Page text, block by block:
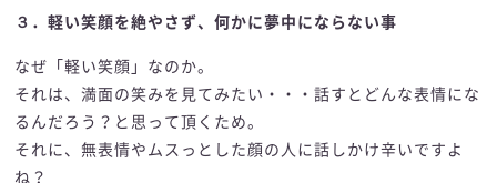
３．軽い笑顔を絶やさず、何かに夢中にならない事
なぜ「軽い笑顔」なのか。
それは、満面の笑みを見てみたい・・・話すとどんな表情にな
るんだろう？と思って頂くため。
それに、無表情やムスっとした顔の人に話しかけ辛いですよ
ね？